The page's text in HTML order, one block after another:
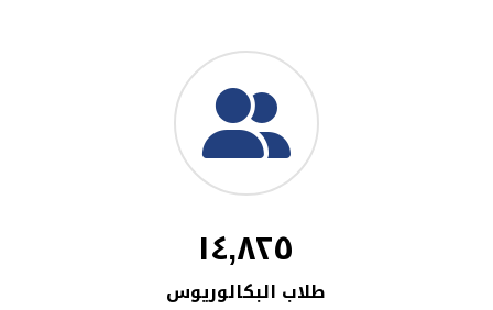
١٤,٨٢٥
طلاب البكالوريوس